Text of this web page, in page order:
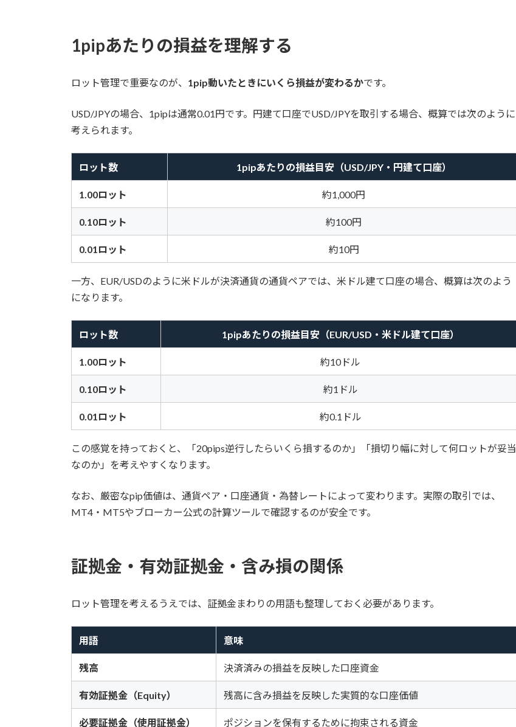
1pipあたりの損益を理解する
ロット管理で重要なのが、 1pip動いたときにいくら損益が変わるかです。
USD/JPYの場合、1pipは通常0.01円です。円建て口座でUSD/JPYを取引する場合、概算では次のように
考えられます。
ロット数 1pipあたりの損益目安（USD/JPY・円建て口座）
1.00ロット 約1,000円
0.10ロット 約100円
0.01ロット 約10円
一方、EUR/USDのように米ドルが決済通貨の通貨ペアでは、米ドル建て口座の場合、概算は次のよう
になります。
ロット数 1pipあたりの損益目安（EUR/USD・米ドル建て口座）
1.00ロット 約10ドル
0.10ロット 約1ドル
0.01ロット 約0.1ドル
この感覚を持っておくと、「20pips逆行したらいくら損するのか」「損切り幅に対して何ロットが妥当
なのか」を考えやすくなります。
なお、厳密なpip価値は、通貨ペア・口座通貨・為替レートによって変わります。実際の取引では、
MT4・MT5やブローカー公式の計算ツールで確認するのが安全です。
証拠金・有効証拠金・含み損の関係
ロット管理を考えるうえでは、証拠金まわりの用語も整理しておく必要があります。
用語 意味
残高 決済済みの損益を反映した口座資金
有効証拠金（Equity） 残高に含み損益を反映した実質的な口座価値
必要証拠金（使用証拠金） ポジションを保有するために拘束される資金